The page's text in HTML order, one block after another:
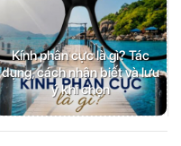
Kính phân cực là gì? Tác
dụng, cách nhận biết và lưu
ý khi chọn